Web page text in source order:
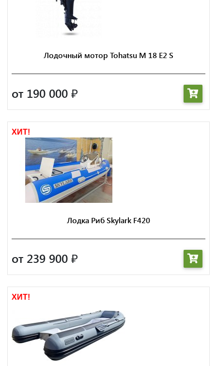
Лодочный мотор Tohatsu M 18 E2 S
от 190 000 ₽
ХИТ!
Лодка Риб Skylark F420
от 239 900 ₽
ХИТ!